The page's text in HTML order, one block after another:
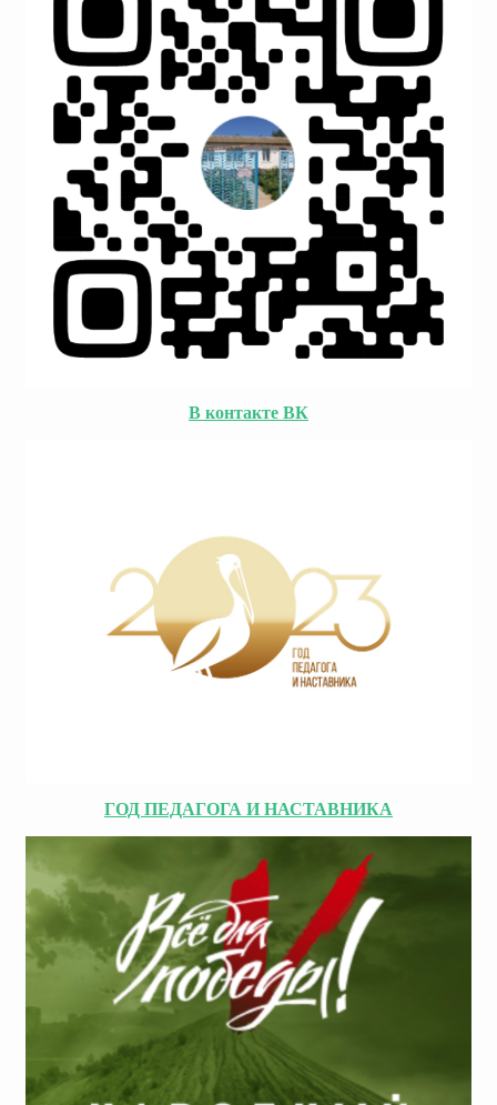
В контакте ВК
ГОД ПЕДАГОГА И НАСТАВНИКА